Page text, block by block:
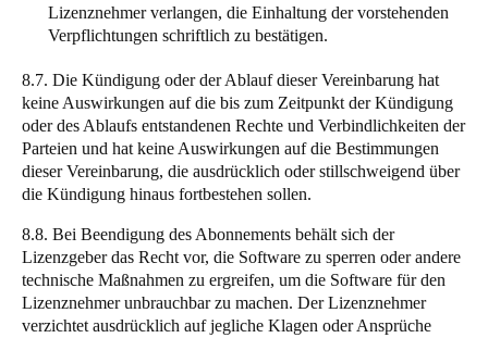
Lizenznehmer verlangen, die Einhaltung der vorstehenden
Verpflichtungen schriftlich zu bestätigen.
8.7. Die Kündigung oder der Ablauf dieser Vereinbarung hat
keine Auswirkungen auf die bis zum Zeitpunkt der Kündigung
oder des Ablaufs entstandenen Rechte und Verbindlichkeiten der
Parteien und hat keine Auswirkungen auf die Bestimmungen
dieser Vereinbarung, die ausdrücklich oder stillschweigend über
die Kündigung hinaus fortbestehen sollen.
8.8. Bei Beendigung des Abonnements behält sich der
Lizenzgeber das Recht vor, die Software zu sperren oder andere
technische Maßnahmen zu ergreifen, um die Software für den
Lizenznehmer unbrauchbar zu machen. Der Lizenznehmer
verzichtet ausdrücklich auf jegliche Klagen oder Ansprüche